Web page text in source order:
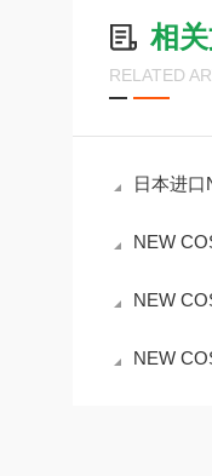
相
RELATED
日本进口NEW
NEW COSMOS新
NEW COSMOS新
NEW